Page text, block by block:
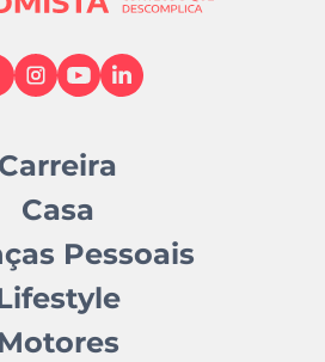
Carreira
Casa
Pessoais
Motores